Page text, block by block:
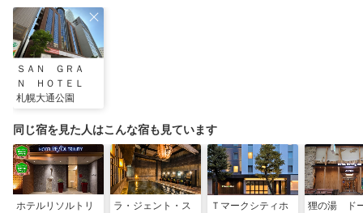
ＳＡＮ ＧＲＡ
Ｎ ＨＯＴＥＬ
札幌大通公園
同じ宿を見た人はこんな宿も見ています
ホテルリソルトリ
ラ・ジェント・ス
Ｔマークシティホ
狸の湯 ド